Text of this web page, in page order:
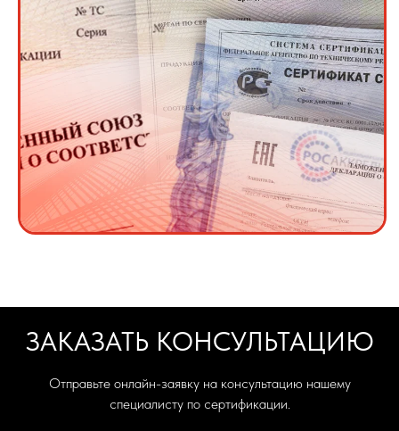
ЗАКАЗАТЬ КОНСУЛЬТАЦИЮ
Отправьте онлайн-заявку на консультацию нашему
специалисту по сертификации.